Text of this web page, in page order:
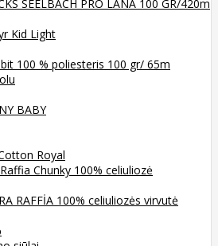
SEELBACH PRO LANA 100 GR/420m
Kid Light
100 % poliesteris 100 gr/ 65m
BABY
Royal
Chunky 100% celiuliozė
RAFFİA 100% celiuliozės virvutė